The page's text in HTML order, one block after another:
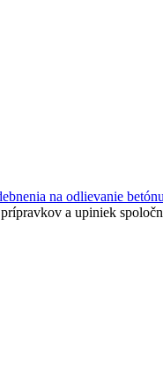
na odlievanie betónu
a upiniek